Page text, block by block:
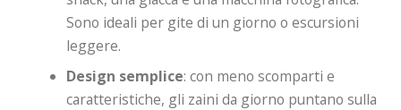
Sono ideali per gite di un giorno o escursioni
leggere.
Design semplice: con meno scomparti e
caratteristiche, gli zaini da giorno puntano sulla